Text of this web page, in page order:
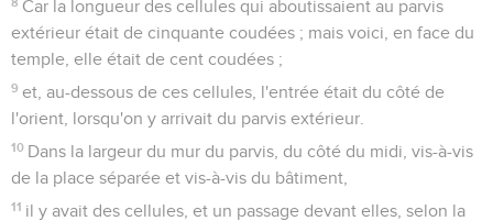
Car la longueur des cellules qui aboutissaient au parvis
extérieur était de cinquante coudées ; mais voici, en face du
temple, elle était de cent coudées ;
9 et, au-dessous de ces cellules, l'entrée était du côté de
l'orient, lorsqu'on y arrivait du parvis extérieur.
10 Dans la largeur du mur du parvis, du côté du midi, vis-à-vis
de la place séparée et vis-à-vis du bâtiment,
11 il y avait des cellules, et un passage devant elles, selon la